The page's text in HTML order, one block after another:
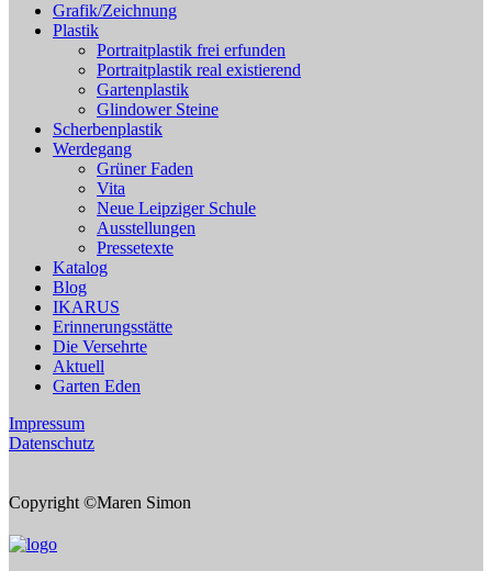
Grafik/Zeichnung
Plastik
Portraitplastik frei erfunden
Portraitplastik real existierend
Gartenplastik
Glindower Steine
Scherbenplastik
Werdegang
Grüner Faden
Vita
Neue Leipziger Schule
Ausstellungen
Pressetexte
Katalog
Blog
IKARUS
Erinnerungsstätte
Die Versehrte
Aktuell
Garten Eden
Impressum
Datenschutz
Copyright ©Maren Simon